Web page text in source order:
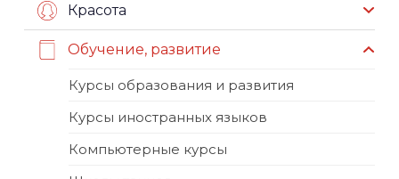
Красота
Обучение, развитие
Курсы образования и развития
Курсы иностранных языков
Компьютерные курсы